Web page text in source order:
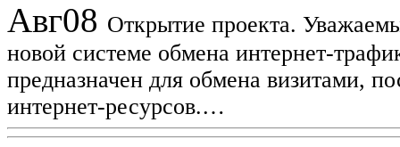
Авг08 Открытие проекта.
новой системе обмена интернет-
предназначен для обмена визитами,
интернет-ресурсов.…